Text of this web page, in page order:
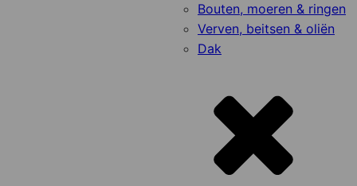
Bouten, moeren & ringen
Verven, beitsen & oliën
Dak